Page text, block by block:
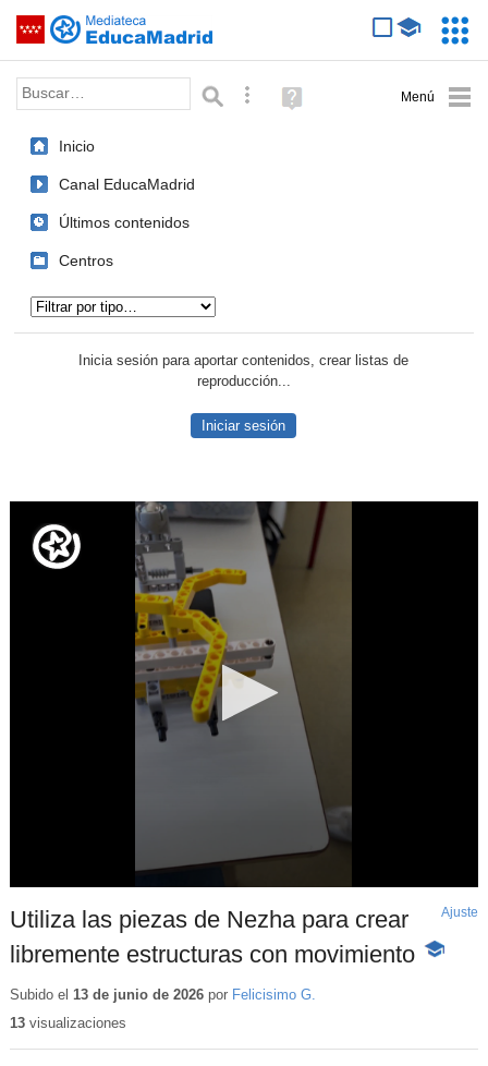
Saltar navegación
Palabra o frase: Búsqueda avanzada
Ayuda
(en
Inicio
Canal EducaMadrid
Últimos contenidos
Centros
Inicia sesión para aportar contenidos, crear listas de
reproducción...
Iniciar sesión
Utiliza las piezas de Nezha para crear
libremente estructuras con movimiento -
Ajuste
Subido el 13 de junio de 2026por Felicisimo G.
13visualizaciones